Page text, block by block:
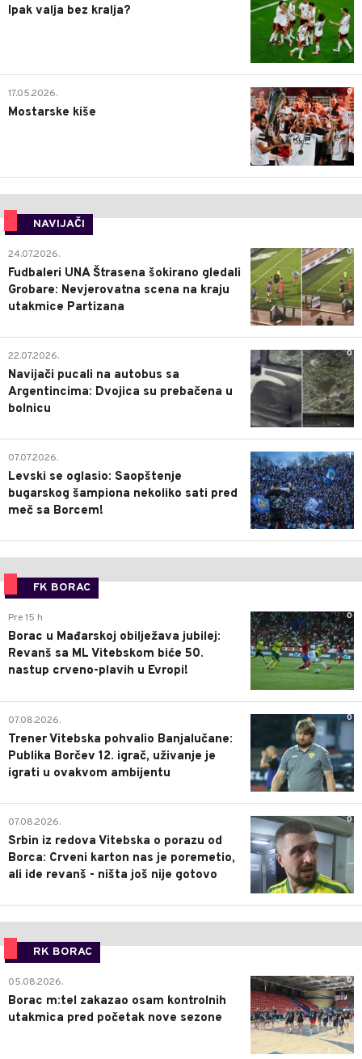
Ipak valja bez kralja?
0
17.05.2026.
Mostarske kiše
NAVIJAČI
0
24.07.2026.
Fudbaleri UNA Štrasena šokirano gledali
Grobare: Nevjerovatna scena na kraju
utakmice Partizana
0
22.07.2026.
Navijači pucali na autobus sa
Argentincima: Dvojica su prebačena u
bolnicu
1
07.07.2026.
Levski se oglasio: Saopštenje
bugarskog šampiona nekoliko sati pred
meč sa Borcem!
FK BORAC
0
Pre 15 h
Borac u Mađarskoj obilježava jubilej:
Revanš sa ML Vitebskom biće 50.
nastup crveno-plavih u Evropi!
0
07.08.2026.
Trener Vitebska pohvalio Banjalučane:
Publika Borčev 12. igrač, uživanje je
igrati u ovakvom ambijentu
0
07.08.2026.
Srbin iz redova Vitebska o porazu od
Borca: Crveni karton nas je poremetio,
ali ide revanš - ništa još nije gotovo
RK BORAC
0
05.08.2026.
Borac m:tel zakazao osam kontrolnih
utakmica pred početak nove sezone